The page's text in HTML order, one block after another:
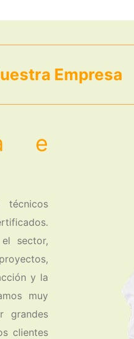
Empresa
e
técnicos
sector,
y la
muy
grandes
clientes